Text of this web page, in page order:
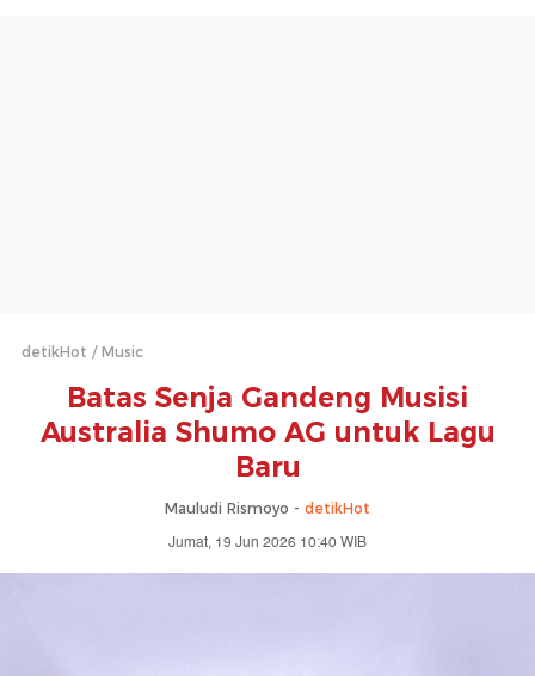
detikHot Music
Batas Senja Gandeng Musisi
Australia Shumo AG untuk Lagu
Baru
Mauludi Rismoyo - detikHot
Jumat, 19 Jun 2026 10:40 WIB